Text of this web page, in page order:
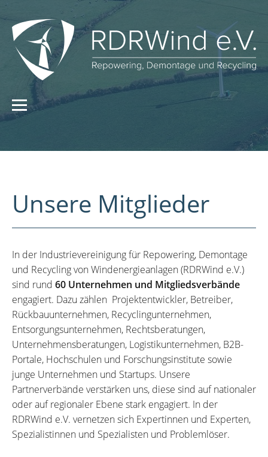
Unsere Mitglieder
In der Industrievereinigung für Repowering, Demontage
und Recycling von Windenergieanlagen (RDRWind e.V.)
sind rund 60 Unternehmen und Mitgliedsverbände
engagiert. Dazu zählen Projektentwickler, Betreiber,
Rückbauunternehmen, Recyclingunternehmen,
Entsorgungsunternehmen, Rechtsberatungen,
Unternehmensberatungen, Logistikunternehmen, B2B-
Portale, Hochschulen und Forschungsinstitute sowie
junge Unternehmen und Startups. Unsere
Partnerverbände verstärken uns, diese sind auf nationaler
oder auf regionaler Ebene stark engagiert. In der
RDRWind e.V. vernetzen sich Expertinnen und Experten,
Spezialistinnen und Spezialisten und Problemlöser.